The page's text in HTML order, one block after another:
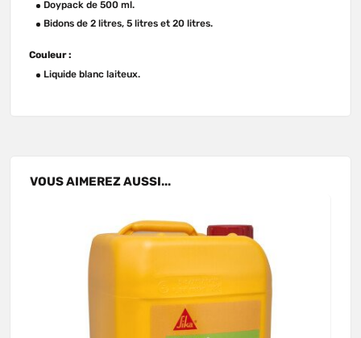
Doypack de 500 ml.
Bidons de 2 litres, 5 litres et 20 litres.
Couleur :
Liquide blanc laiteux.
VOUSAIMEREZAUSSI...